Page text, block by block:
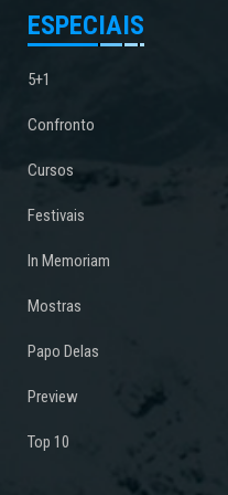
ESPECIAIS
5+1
Confronto
Cursos
Festivais
In Memoriam
Mostras
Papo Delas
Preview
Top 10